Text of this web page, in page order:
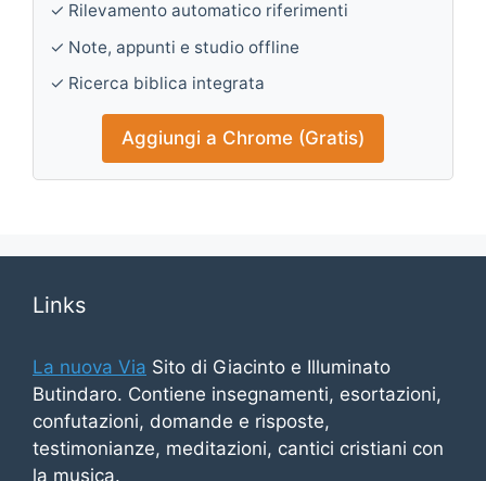
✓ Rilevamento automatico riferimenti
✓ Note, appunti e studio offline
✓ Ricerca biblica integrata
Aggiungi a Chrome (Gratis)
Links
La nuova Via Sito di Giacinto e Illuminato
Butindaro. Contiene insegnamenti, esortazioni,
confutazioni, domande e risposte,
testimonianze, meditazioni, cantici cristiani con
la musica.